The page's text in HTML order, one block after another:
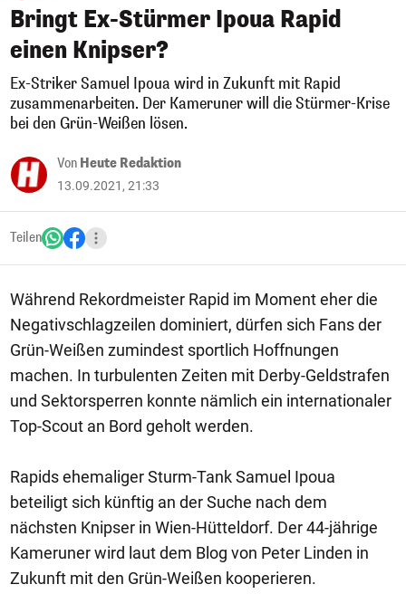
Bringt Ex-Stürmer Ipoua Rapid
einen Knipser?
Ex-Striker Samuel Ipoua wird in Zukunft mit Rapid
zusammenarbeiten. Der Kameruner will die Stürmer-Krise
bei den Grün-Weißen lösen.
Von Heute Redaktion
13.09.2021, 21:33
Teilen
Während Rekordmeister Rapid im Moment eher die
Negativschlagzeilen dominiert, dürfen sich Fans der
Grün-Weißen zumindest sportlich Hoffnungen
machen. In turbulenten Zeiten mit Derby-Geldstrafen
und Sektorsperren konnte nämlich ein internationaler
Top-Scout an Bord geholt werden.
Rapids ehemaliger Sturm-Tank Samuel Ipoua
beteiligt sich künftig an der Suche nach dem
nächsten Knipser in Wien-Hütteldorf. Der 44-jährige
Kameruner wird laut dem Blog von Peter Linden in
Zukunft mit den Grün-Weißen kooperieren.